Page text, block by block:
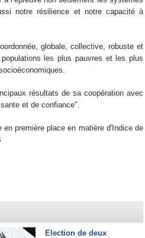
notre résilience et notre capacité à
globale, collective, robuste et
les plus pauvres et les plus
résultats de sa coopération avec
et de confiance".
en première place en matière d'Indice de
Election de deux